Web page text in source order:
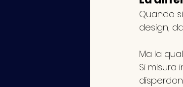
Quando
design,
Ma la
Si misura